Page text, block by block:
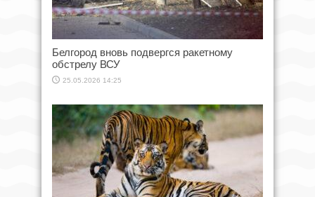
Белгород вновь подвергся ракетному
обстрелу ВСУ
25.05.2026 14:25